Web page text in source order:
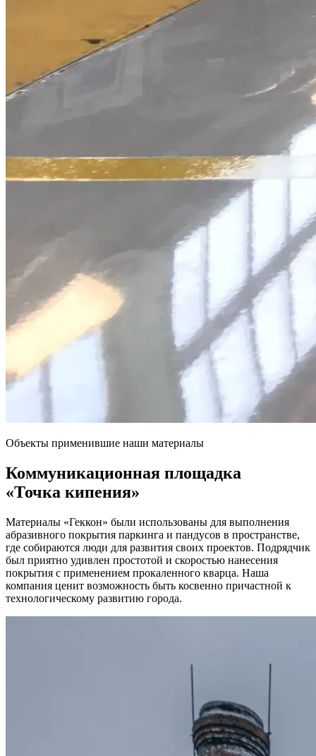
Объекты применившие наши материалы
Коммуникационная площадка
«Точка кипения»
Материалы «Геккон» были использованы для выполнения
абразивного покрытия паркинга и пандусов в пространстве,
где собираются люди для развития своих проектов. Подрядчик
был приятно удивлен простотой и скоростью нанесения
покрытия с применением прокаленного кварца. Наша
компания ценит возможность быть косвенно причастной к
технологическому развитию города.